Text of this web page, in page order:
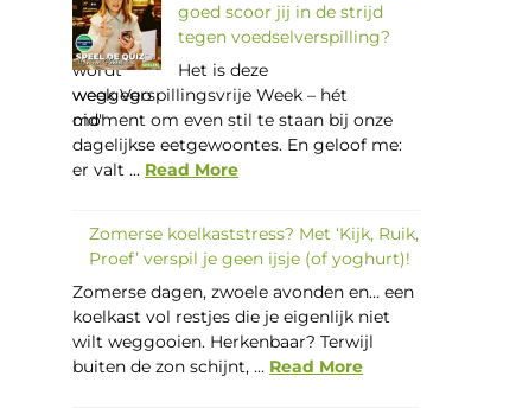
goed scoor jij in de strijd
tegen voedselverspilling?
Het is deze
week Verspillingsvrije Week – hét
moment om even stil te staan bij onze
dagelijkse eetgewoontes. En geloof me:
er valt ... Read More
Zomerse koelkaststress? Met ‘Kijk, Ruik,
Proef’ verspil je geen ijsje (of yoghurt)!
Zomerse dagen, zwoele avonden en… een
koelkast vol restjes die je eigenlijk niet
wilt weggooien. Herkenbaar? Terwijl
buiten de zon schijnt, ... Read More